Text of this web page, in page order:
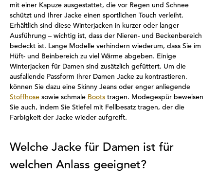
mit einer Kapuze ausgestattet, die vor Regen und Schnee
schützt und Ihrer Jacke einen sportlichen Touch verleiht.
Erhältlich sind diese Winterjacken in kurzer oder langer
Ausführung – wichtig ist, dass der Nieren- und Beckenbereich
bedeckt ist. Lange Modelle verhindern wiederum, dass Sie im
Hüft- und Beinbereich zu viel Wärme abgeben. Einige
Winterjacken für Damen sind zusätzlich gefüttert. Um die
ausfallende Passform Ihrer Damen Jacke zu kontrastieren,
können Sie dazu eine Skinny Jeans oder enger anliegende
Stoffhose sowie schmale Boots tragen. Modegespür beweisen
Sie auch, indem Sie Stiefel mit Fellbesatz tragen, der die
Farbigkeit der Jacke wieder aufgreift.
Welche Jacke für Damen ist für
welchen Anlass geeignet?